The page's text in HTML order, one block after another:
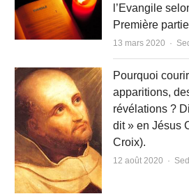
l’Evangile
Première partie
13 mars 2020
Pourquoi
apparitions,
révélations ?
dit » en Jésus
Croix).
12 août 2020